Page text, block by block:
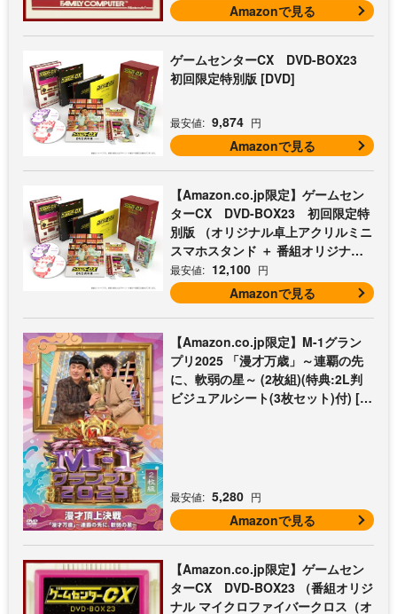
Amazonで見る
ゲームセンターCX DVD-BOX23
初回限定特別版 [DVD]
最安値: 9,874 円
Amazonで見る
【Amazon.co.jp限定】ゲームセン
ターCX DVD-BOX23 初回限定特
別版 （オリジナル卓上アクリルミニ
スマホスタンド ＋ 番組オリジナル
マイクロファイバークロス（オレン
ジ） 付） [DVD]
最安値: 12,100 円
Amazonで見る
【Amazon.co.jp限定】M-1グラン
プリ2025 「漫才万歳」～連覇の先
に、軟弱の星～ (2枚組)(特典:2L判
ビジュアルシート(3枚セット)付) [D
最安値: 5,280 円
Amazonで見る
【Amazon.co.jp限定】ゲームセン
ターCX DVD-BOX23 （番組オリジ
ナル マイクロファイバークロス（オ